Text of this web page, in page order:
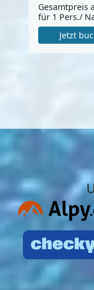
Gesamtpreis
für 1 Pers./
Jetzt